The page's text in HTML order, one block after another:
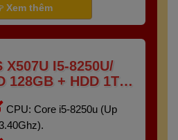
Xem thêm
X507U I5-8250U/
128GB + HDD 1TB
CPU: Core i5-8250u (Up